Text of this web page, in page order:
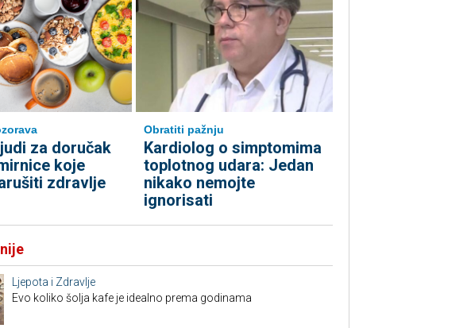
za doručak
koje
zdravlje
Obratiti pažnju
Kardiolog o simptomima
toplotnog udara: Jedan
nikako nemojte
ignorisati
Ljepota i Zdravlje
Evo koliko šolja kafe je idealno prema godinama